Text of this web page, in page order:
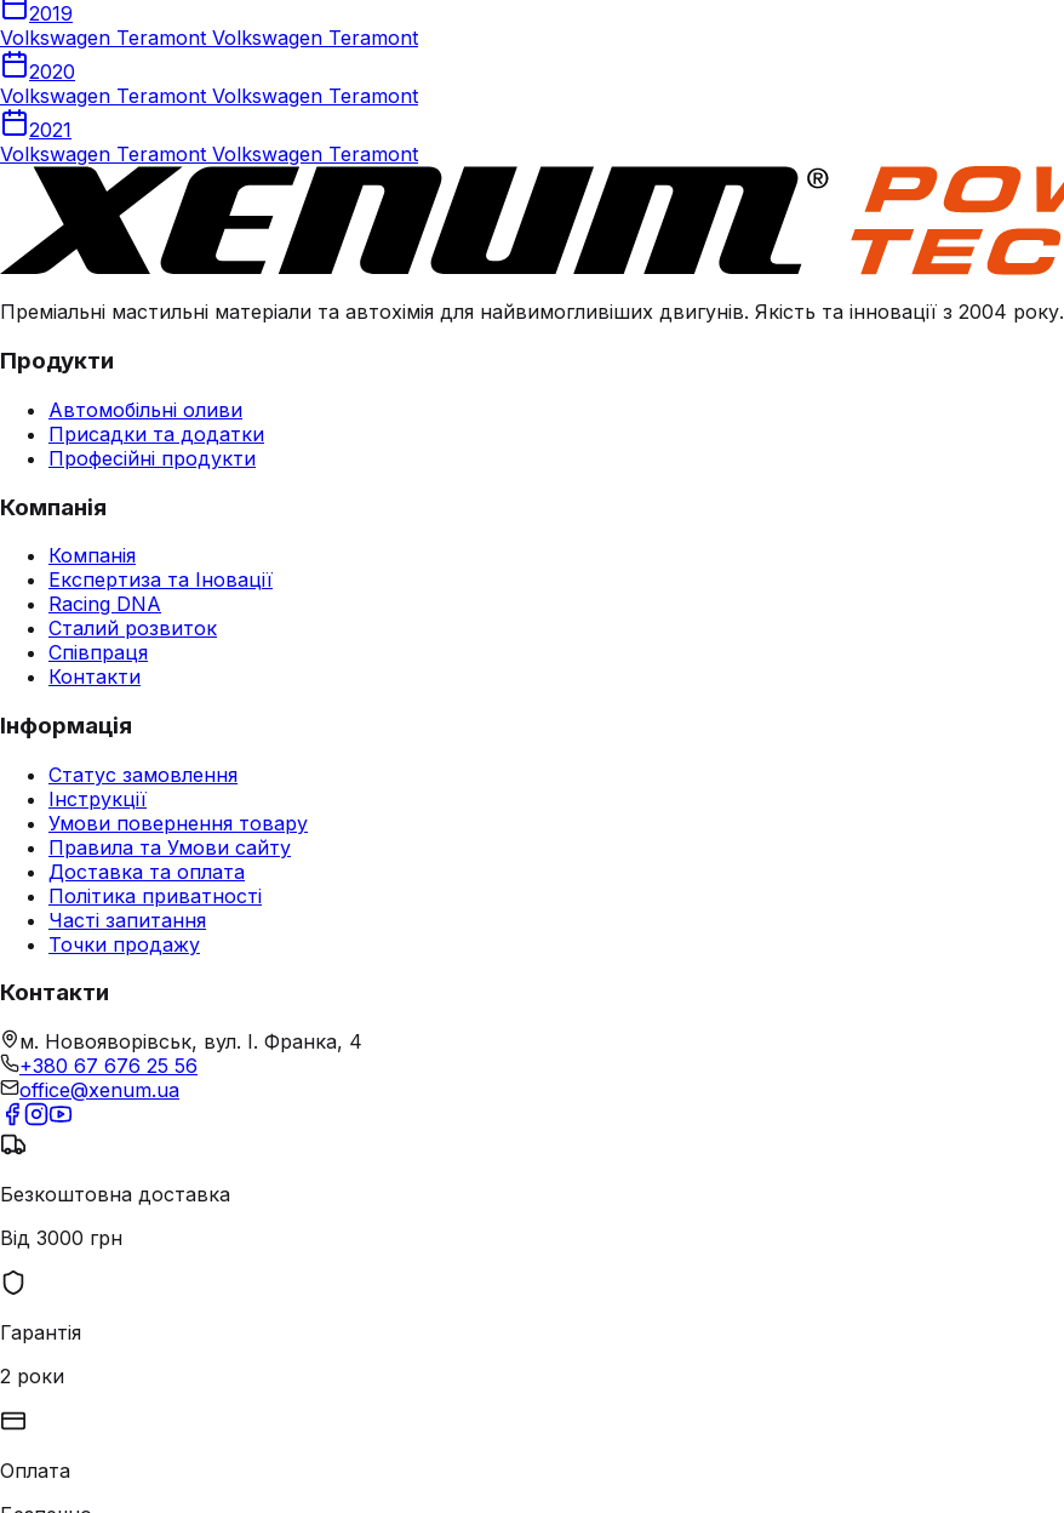
2019
Volkswagen Teramont Volkswagen Teramont
2020
Volkswagen Teramont Volkswagen Teramont
2021
Volkswagen Teramont Volkswagen Teramont
Преміальні мастильні матеріали та автохімія для найвимогливіших двигунів. Якість та інновації з 2004 року.
Продукти
Автомобільні оливи
Присадки та додатки
Професійні продукти
Компанія
Компанія
Експертиза та Іновації
Racing DNA
Сталий розвиток
Співпраця
Контакти
Інформація
Статус замовлення
Інструкції
Умови повернення товару
Правила та Умови сайту
Доставка та оплата
Політика приватності
Часті запитання
Точки продажу
Контакти
м. Новояворівськ, вул. І. Франка, 4
+380 67 676 25 56
office@xenum.ua
Безкоштовна доставка
Від 3000 грн
Гарантія
2 роки
Оплата